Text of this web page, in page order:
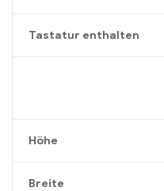
Tastatur enthalten
Höhe
Breite